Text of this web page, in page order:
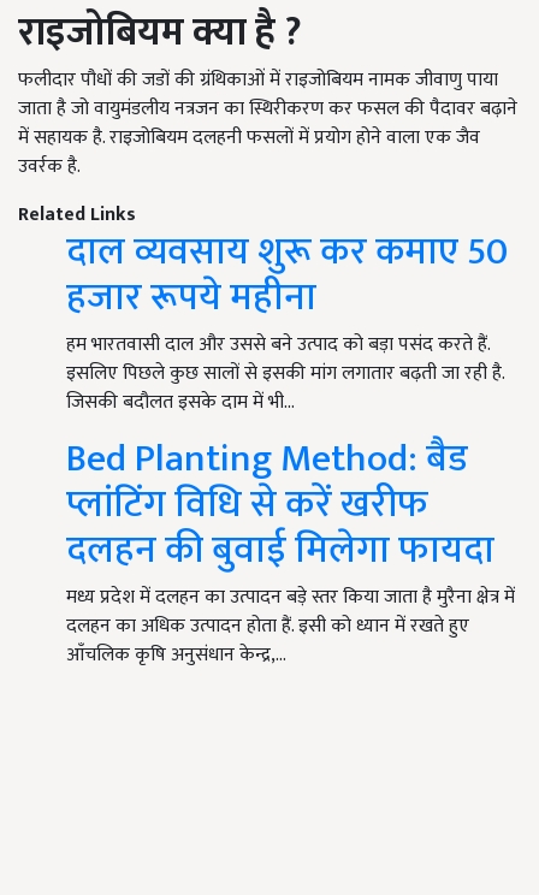
राइजोबियम क्या है ?
फलीदार पौधों की जडों की ग्रंथिकाओं में राइजोबियम नामक जीवाणु पाया
जाता है जो वायुमंडलीय नत्रजन का स्थिरीकरण कर फसल की पैदावर बढ़ाने
में सहायक है. राइजोबियम दलहनी फसलों में प्रयोग होने वाला एक जैव
उवर्रक है.
Related Links
दाल व्यवसाय शुरू कर कमाए 50
हजार रूपये महीना
हम भारतवासी दाल और उससे बने उत्पाद को बड़ा पसंद करते हैं.
इसलिए पिछले कुछ सालों से इसकी मांग लगातार बढ़ती जा रही है.
जिसकी बदौलत इसके दाम में भी…
Bed Planting Method: बैड
प्लांटिंग विधि से करें खरीफ
दलहन की बुवाई मिलेगा फायदा
मध्य प्रदेश में दलहन का उत्पादन बड़े स्तर किया जाता है मुरैना क्षेत्र में
दलहन का अधिक उत्पादन होता हैं. इसी को ध्यान में रखते हुए
आँचलिक कृषि अनुसंधान केन्द्र,…